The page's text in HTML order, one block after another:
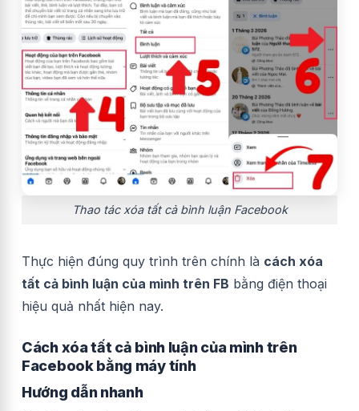
Thao tác xóa tất cả bình luận Facebook
Thực hiện đúng quy trình trên chính là cách xóa
tất cả bình luận của mình trên FB bằng điện thoại
hiệu quả nhất hiện nay.
Cách xóa tất cả bình luận của mình trên
Facebook bằng máy tính
Hướng dẫn nhanh